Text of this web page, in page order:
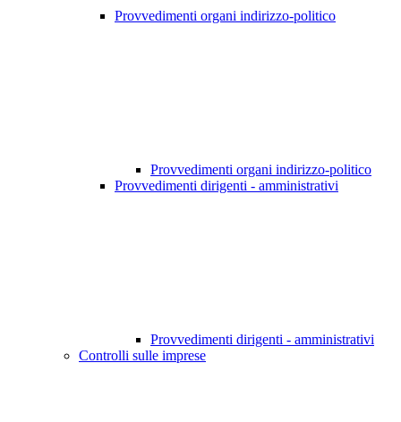
Provvedimenti organi indirizzo-politico
Provvedimenti organi indirizzo-politico
Provvedimenti dirigenti - amministrativi
Provvedimenti dirigenti - amministrativi
Controlli sulle imprese